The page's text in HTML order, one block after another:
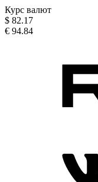
Курс валют
$ 82.17
€ 94.84